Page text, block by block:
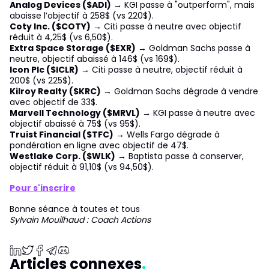
Analog Devices ($ADI) → KGI passe à "outperform", mais
abaisse l’objectif à 258$ (vs 220$).
Coty Inc. ($COTY) → Citi passe à neutre avec objectif
réduit à 4,25$ (vs 6,50$).
Extra Space Storage ($EXR) → Goldman Sachs passe à
neutre, objectif abaissé à 146$ (vs 169$).
Icon Plc ($ICLR) → Citi passe à neutre, objectif réduit à
200$ (vs 225$).
Kilroy Realty ($KRC) → Goldman Sachs dégrade à vendre
avec objectif de 33$.
Marvell Technology ($MRVL) → KGI passe à neutre avec
objectif abaissé à 75$ (vs 95$).
Truist Financial ($TFC) → Wells Fargo dégrade à
pondération en ligne avec objectif de 47$.
Westlake Corp. ($WLK) → Baptista passe à conserver,
objectif réduit à 91,10$ (vs 94,50$).
Pour s'inscrire
Bonne séance à toutes et tous
Sylvain Mouilhaud : Coach Actions
Articles connexes